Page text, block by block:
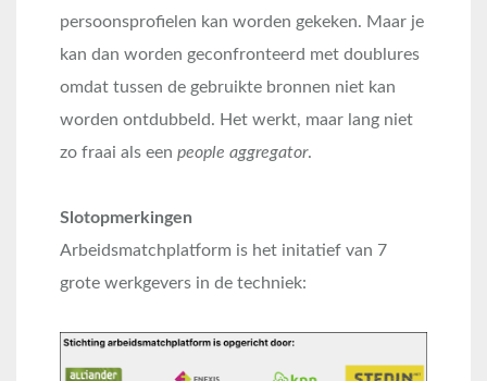
persoonsprofielen kan worden gekeken. Maar je
kan dan worden geconfronteerd met doublures
omdat tussen de gebruikte bronnen niet kan
worden ontdubbeld. Het werkt, maar lang niet
zo fraai als een people aggregator.
Slotopmerkingen
Arbeidsmatchplatform is het initatief van 7
grote werkgevers in de techniek: